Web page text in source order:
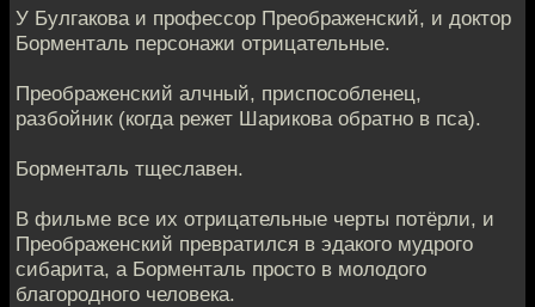
У Булгакова и профессор Преображенский, и доктор
Борменталь персонажи отрицательные.
Преображенский алчный, приспособленец,
разбойник (когда режет Шарикова обратно в пса).
Борменталь тщеславен.
В фильме все их отрицательные черты потёрли, и
Преображенский превратился в эдакого мудрого
сибарита, а Борменталь просто в молодого
благородного человека.